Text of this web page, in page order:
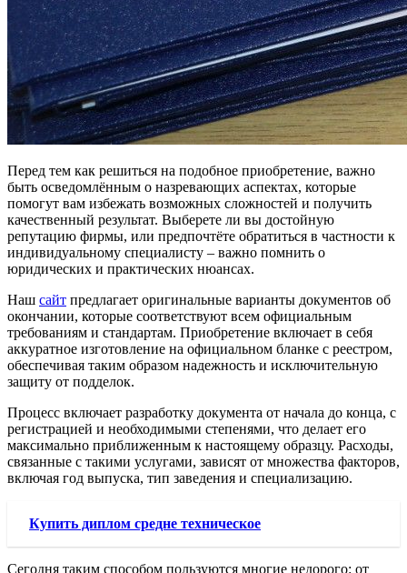
Перед тем как решиться на подобное приобретение, важно
быть осведомлённым о назревающих аспектах, которые
помогут вам избежать возможных сложностей и получить
качественный результат. Выберете ли вы достойную
репутацию фирмы, или предпочтёте обратиться в частности к
индивидуальному специалисту – важно помнить о
юридических и практических нюансах.
Наш сайт предлагает оригинальные варианты документов об
окончании, которые соответствуют всем официальным
требованиям и стандартам. Приобретение включает в себя
аккуратное изготовление на официальном бланке с реестром,
обеспечивая таким образом надежность и исключительную
защиту от подделок.
Процесс включает разработку документа от начала до конца, с
регистрацией и необходимыми степенями, что делает его
максимально приближенным к настоящему образцу. Расходы,
связанные с такими услугами, зависят от множества факторов,
включая год выпуска, тип заведения и специализацию.
Купить диплом средне техническое
Сегодня таким способом пользуются многие недорого: от